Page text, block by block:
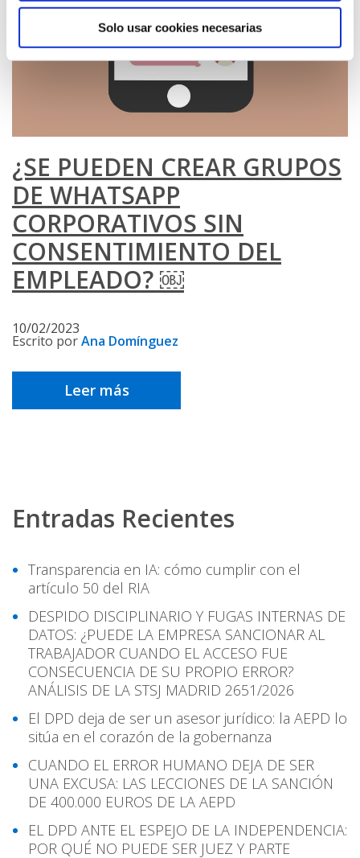
Solo usar cookies necesarias
¿SE PUEDEN CREAR GRUPOS
DE WHATSAPP
CORPORATIVOS SIN
CONSENTIMIENTO DEL
EMPLEADO? ￼
10/02/2023
Escrito porAna Domínguez
Leer más
Entradas Recientes
Transparencia en IA: cómo cumplir con el
artículo 50 del RIA
DESPIDO DISCIPLINARIO Y FUGAS INTERNAS DE
DATOS: ¿PUEDE LA EMPRESA SANCIONAR AL
TRABAJADOR CUANDO EL ACCESO FUE
CONSECUENCIA DE SU PROPIO ERROR?
ANÁLISIS DE LA STSJ MADRID 2651/2026
El DPD deja de ser un asesor jurídico: la AEPD lo
sitúa en el corazón de la gobernanza
CUANDO EL ERROR HUMANO DEJA DE SER
UNA EXCUSA: LAS LECCIONES DE LA SANCIÓN
DE 400.000 EUROS DE LA AEPD
EL DPD ANTE EL ESPEJO DE LA INDEPENDENCIA:
POR QUÉ NO PUEDE SER JUEZ Y PARTE